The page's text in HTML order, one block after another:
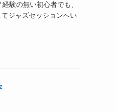
験の無い初心者でも、
ジャズセッションへい